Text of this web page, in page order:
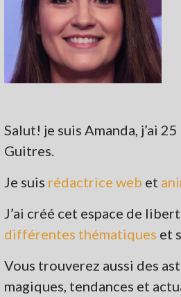
Salut! je suis Amanda, j’ai
Guitres.
Je suis rédactrice web et
J’ai créé cet espace de
différentes thématiques et
Vous trouverez aussi des
magiques, tendances et